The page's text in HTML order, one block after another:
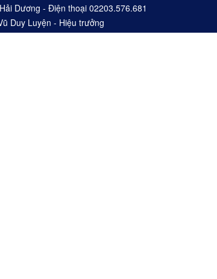
Dương - Điện thoại 02203.576.681
Duy Luyện - Hiệu trưởng